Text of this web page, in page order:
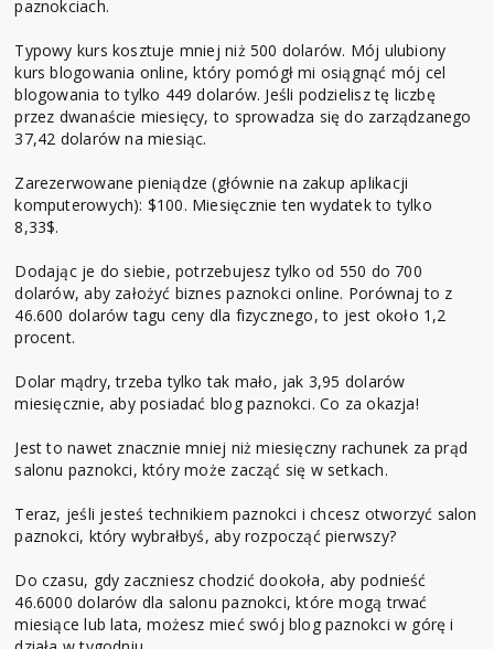
paznokciach.
Typowy kurs kosztuje mniej niż 500 dolarów. Mój ulubiony
kurs blogowania online, który pomógł mi osiągnąć mój cel
blogowania to tylko 449 dolarów. Jeśli podzielisz tę liczbę
przez dwanaście miesięcy, to sprowadza się do zarządzanego
37,42 dolarów na miesiąc.
Zarezerwowane pieniądze (głównie na zakup aplikacji
komputerowych): $100. Miesięcznie ten wydatek to tylko
8,33$.
Dodając je do siebie, potrzebujesz tylko od 550 do 700
dolarów, aby założyć biznes paznokci online. Porównaj to z
46.600 dolarów tagu ceny dla fizycznego, to jest około 1,2
procent.
Dolar mądry, trzeba tylko tak mało, jak 3,95 dolarów
miesięcznie, aby posiadać blog paznokci. Co za okazja!
Jest to nawet znacznie mniej niż miesięczny rachunek za prąd
salonu paznokci, który może zacząć się w setkach.
Teraz, jeśli jesteś technikiem paznokci i chcesz otworzyć salon
paznokci, który wybrałbyś, aby rozpocząć pierwszy?
Do czasu, gdy zaczniesz chodzić dookoła, aby podnieść
46.6000 dolarów dla salonu paznokci, które mogą trwać
miesiące lub lata, możesz mieć swój blog paznokci w górę i